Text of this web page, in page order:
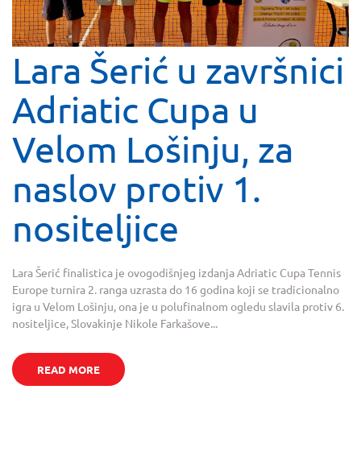
Lara Šerić u završnici
Adriatic Cupa u
Velom Lošinju, za
naslov protiv 1.
nositeljice
Lara Šerić finalistica je ovogodišnjeg izdanja Adriatic Cupa Tennis
Europe turnira 2. ranga uzrasta do 16 godina koji se tradicionalno
igra u Velom Lošinju, ona je u polufinalnom ogledu slavila protiv 6.
nositeljice, Slovakinje Nikole Farkašove...
READ MORE